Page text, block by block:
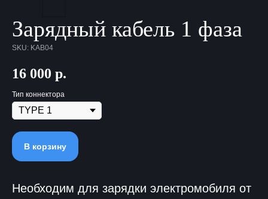
Зарядный кабель 1 фаза
SKU: KAB04
16 000 р.
Тип коннектора
В корзину
Необходим для зарядки электромобиля от